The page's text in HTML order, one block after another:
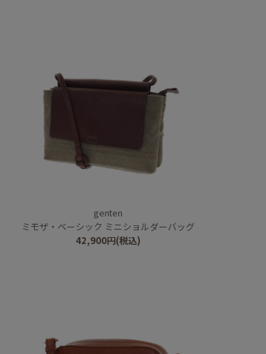
genten
ミモザ・ベーシック ミニショルダーバッグ
42,900円(税込)